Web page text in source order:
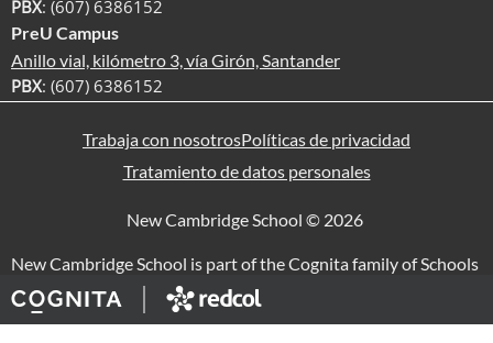
PBX: (607) 6386152
PreU Campus
Anillo vial, kilómetro 3, vía Girón, Santander
PBX: (607) 6386152
Trabaja con nosotrosPolíticas de privacidad
Tratamiento de datos personales
New Cambridge School © 2026
New Cambridge School is part of the Cognita family of Schools